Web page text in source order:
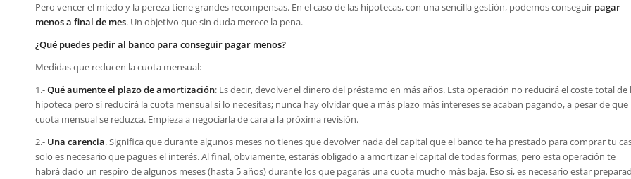
Pero vencer el miedo y la pereza tiene grandes recompensas. En el caso de las hipotecas, con una sencilla gestión, podemos conseguir pagar
menos a final de mes. Un objetivo que sin duda merece la pena.
¿Qué puedes pedir al banco para conseguir pagar menos?
Medidas que reducen la cuota mensual:
1.-Qué aumente el plazo de amortización: Es decir, devolver el dinero del préstamo en más años. Esta operación no reducirá el coste total de
hipoteca pero sí reducirá la cuota mensual si lo necesitas; nunca hay olvidar que a más plazo más intereses se acaban pagando, a pesar de que
cuota mensual se reduzca. Empieza a negociarla de cara a la próxima revisión.
2.- Una carencia. Significa que durante algunos meses no tienes que devolver nada del capital que el banco te ha prestado para comprar tu
solo es necesario que pagues el interés. Al final, obviamente, estarás obligado a amortizar el capital de todas formas, pero esta operación te
habrá dado un respiro de algunos meses (hasta 5 años) durante los que pagarás una cuota mucho más baja. Eso sí, es necesario estar